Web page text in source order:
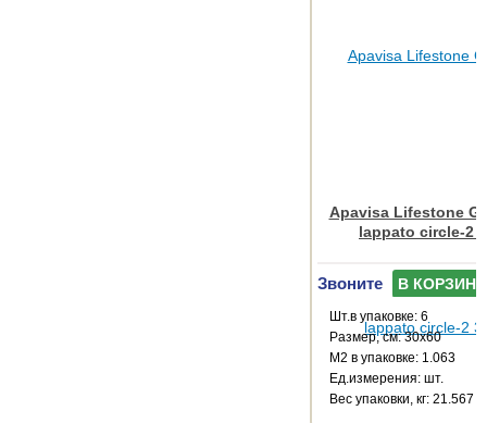
Apavisa Lifestone
lappato circle-2
Звоните В КОРЗИНУ
Шт.в упаковке: 6
Размер, см: 30x60
М2 в упаковке: 1.063
Ед.измерения: шт.
Веc упаковки, кг: 21.567